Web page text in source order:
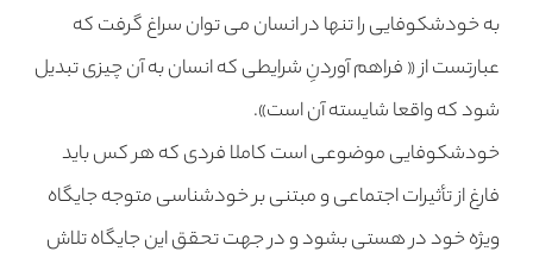
به خودشکوفایی را تنها در انسان می توان سراغ گرفت که
عبارتست از « فراهم آوردنِ شرایطی که انسان به آن چیزی تبدیل
شود که واقعا شایسته آن است».
خودشکوفایی موضوعی است کاملا فردی که هر کس باید
فارغ از تأثیرات اجتماعی و مبتنی بر خودشناسی متوجه جایگاه
ویژه خود در هستی بشود و در جهت تحقق این جایگاه تلاش